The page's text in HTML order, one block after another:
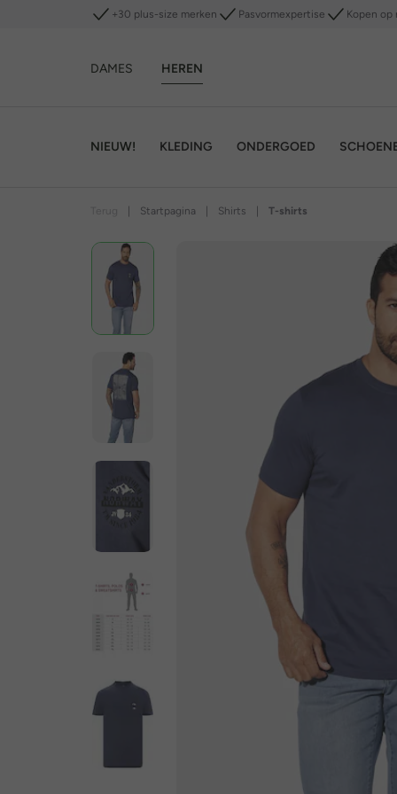
+30 plus-size merken Pasvormexpertise Kopen op
DAMES HEREN
NIEUW! KLEDING ONDERGOED
Startpagina Shirts T-shirts